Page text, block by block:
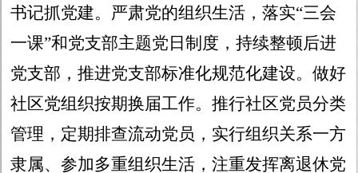
书记抓党建。严肃党的组织生活，落实“三会
一课”和党支部主题党日制度，持续整顿后进
党支部，推进党支部标准化规范化建设。做好
社区党组织按期换届工作。推行社区党员分类
管理，定期排查流动党员，实行组织关系一方
隶属、参加多重组织生活，注重发挥离退休党